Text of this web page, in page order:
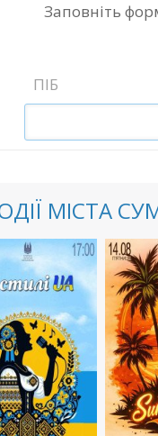
Заповніть
ПІБ
МІСТА